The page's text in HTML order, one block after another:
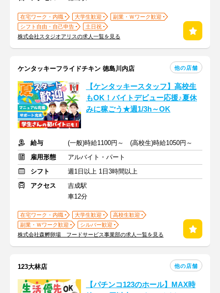
在宅ワーク・内職 大学生歓迎
副業・Ｗワーク歓迎
シフト自由・自己申告
土日祝
株式会社スタジオアリスの求人一覧を見る
ケンタッキーフライドチキン 徳島川内店 他の店舗
【ケンタッキースタッフ】高校生
もOK！バイトデビュー応援♪夏休
みに稼ごう★週1/3h～OK
給与
(一般)時給1100円～ (高校生)時給1050円～
雇用形態
アルバイト・パート
シフト
週1日以上 1日3時間以上
アクセス
吉成駅
車12分
在宅ワーク・内職 大学生歓迎
高校生歓迎
副業・Ｗワーク歓迎
シルバー歓迎
株式会社森孵卵場 フードサービス事業部の求人一覧を見る
123大林店 他の店舗
【パチンコ123のホール】MAX時